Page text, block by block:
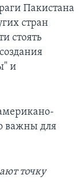
Пакистана
стран
стоять
и
важны для
точку